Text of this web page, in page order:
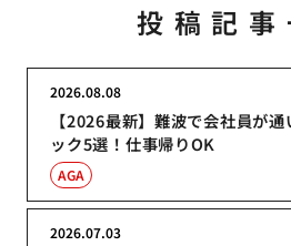
投稿記事
【2026最新】難波で会社員が
ック5選！仕事帰りOK
2026.08.08
AGA
2026.07.03